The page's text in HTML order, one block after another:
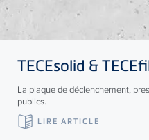
TECEsolid &TECE
La plaque de déclenchement,
publics.
LIRE ARTICLE